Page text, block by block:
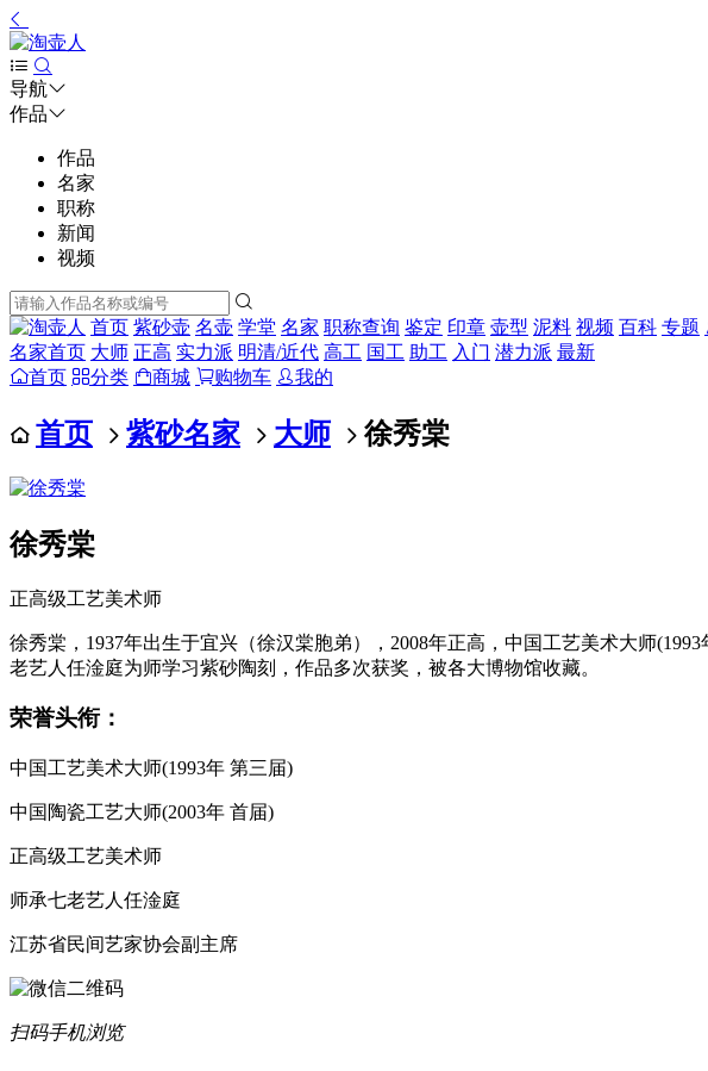
导航
作品
作品
名家
职称
新闻
视频
首页 紫砂壶 名壶 学堂 名家 职称查询 鉴定 印章 壶型 泥料 视频 百科 专题
名家首页 大师 正高 实力派 明清/近代 高工 国工 助工 入门 潜力派 最新
首页
分类 商城 购物车 我的
首页 紫砂名家 大师 徐秀棠
徐秀棠
正高级工艺美术师
徐秀棠，1937年出生于宜兴（徐汉棠胞弟），2008年正高，中国工艺美术大师
老艺人任淦庭为师学习紫砂陶刻，作品多次获奖，被各大博物馆收藏。
荣誉头衔：
中国工艺美术大师(1993年 第三届)
中国陶瓷工艺大师(2003年 首届)
正高级工艺美术师
师承七老艺人任淦庭
江苏省民间艺家协会副主席
扫码手机浏览